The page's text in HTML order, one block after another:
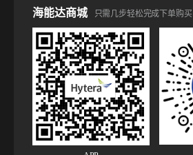
海能达商城 只需几步轻松完成下单购买